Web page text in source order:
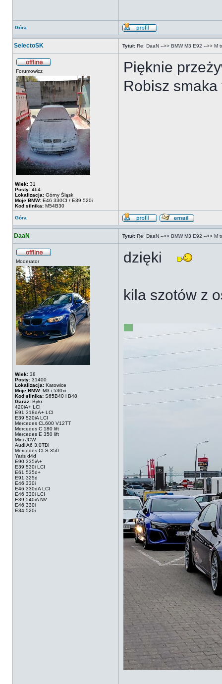
Góra
SelectoSK Tytuł: Re: DaaN -->> BMW M3 E92 -->> M
Forumowicz
Wiek: 31
Posty: 464
Lokalizacja: Górny Śląsk
Moje BMW: E46 330CI / E39 520i
Kod silnika: M54B30
Pięknie
Robisz
Góra
DaaN Tytuł: Re: DaaN -->> BMW M3 E92 -->> M
Moderator
Wiek: 38
Posty: 31400
Lokalizacja: Katowice
Moje BMW: M3 i 530xi
Kod silnika: S65B40 i B48
Garaż: Było:
420iA+ LCI
E91 318dA+ LCI
E39 520iA LCI
Mercedes CL600 V12TT
Mercedes C 180 lift
Mercedes E 350 lift
Mini JCW
Audi A6 3.0TDI
Mercedes CLS 350
Yaris d4d
E90 335iA+
E39 530i LCI
E61 535d+
E91 325d
E46 330i
E46 330dA LCI
E46 330i LCI
E39 540iA NV
E46 330i
E34 520i
dzięki
kila szotów z